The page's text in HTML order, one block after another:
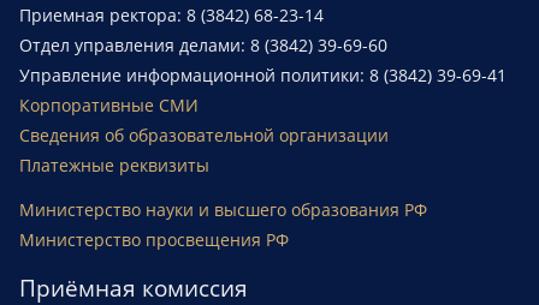
Приемная ректора: 8 (3842) 68-23-14
Отдел управления делами: 8 (3842) 39-69-60
Управление информационной политики: 8 (3842) 39-69-41
Корпоративные СМИ
Сведения об образовательной организации
Платежные реквизиты
Министерство науки и высшего образования РФ
Министерство просвещения РФ
Приёмная комиссия